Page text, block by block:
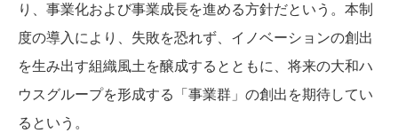
り、事業化および事業成長を進める方針だという。本制
度の導入により、失敗を恐れず、イノベーションの創出
を生み出す組織風土を醸成するとともに、将来の大和ハ
ウスグループを形成する「事業群」の創出を期待してい
るという。